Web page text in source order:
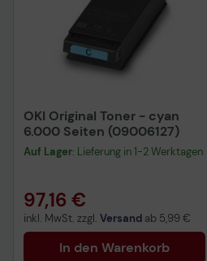
OKI Original Toner - cyan
6.000 Seiten (09006127)
Auf Lager: Lieferung in 1-2 Werktagen
97,16 €
inkl. MwSt. zzgl. Versand ab 5,99 €
In den Warenkorb